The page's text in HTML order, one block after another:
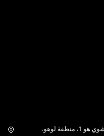
الطابق 10 ج، مبنى بو شينغ، طريق تشينغ شوي هو 1، منطقة لوهو،